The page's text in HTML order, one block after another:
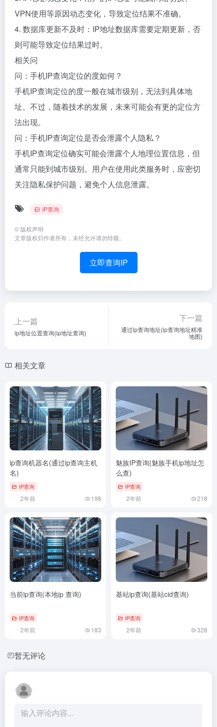
VPN使用等原因动态变化，导致定位结果不准确。
4. 数据库更新不及时：IP地址数据库需要定期更新，否
则可能导致定位结果过时。
相关问
问：手机IP查询定位的度如何？
手机IP查询定位的度一般在城市级别，无法到具体地
址。不过，随着技术的发展，未来可能会有更的定位方
法出现。
问：手机IP查询定位是否会泄露个人隐私？
手机IP查询定位确实可能会泄露个人地理位置信息，但
通常只能到城市级别。用户在使用此类服务时，应密切
关注隐私保护问题，避免个人信息泄露。
IP查询
© 版权声明
文章版权归作者所有，未经允许请勿转载。
立即查询IP
上一篇
ip地址位置查询(ip地址查询)
下一篇
通过ip查询地址(ip查询地址精准
地图)
相关文章
ip查询机器名(通过ip查询主机
名)
IP查询
2年前 198
魅族IP查询(魅族手机ip地址怎
么查)
IP查询
2年前 218
当前ip查询(本地ip 查询)
IP查询
2年前 183
基站ip查询(基站cid查询)
IP查询
2年前 328
暂无评论